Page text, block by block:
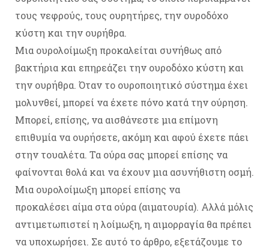
τους νεφρούς, τους ουρητήρες, την ουροδόχο
κύστη και την ουρήθρα.
Μια ουρολοίμωξη προκαλείται συνήθως από
βακτήρια και επηρεάζει την ουροδόχο κύστη και
την ουρήθρα. Όταν το ουροποιητικό σύστημα έχει
μολυνθεί, μπορεί να έχετε πόνο κατά την ούρηση.
Μπορεί, επίσης, να αισθάνεστε μια επίμονη
επιθυμία να ουρήσετε, ακόμη και αφού έχετε πάει
στην τουαλέτα. Τα ούρα σας μπορεί επίσης να
φαίνονται θολά και να έχουν μια ασυνήθιστη οσμή.
Μια ουρολοίμωξη μπορεί επίσης να
προκαλέσει αίμα στα ούρα (αιματουρία). Αλλά μόλις
αντιμετωπιστεί η λοίμωξη, η αιμορραγία θα πρέπει
να υποχωρήσει. Σε αυτό το άρθρο, εξετάζουμε το